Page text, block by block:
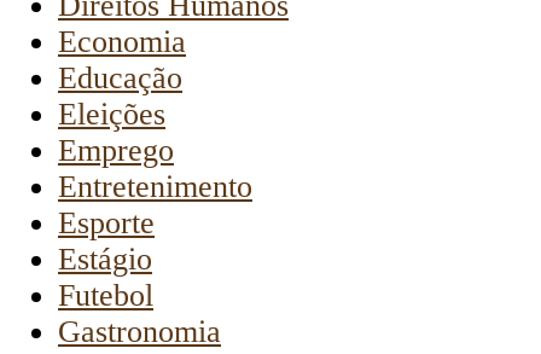
Economia
Educação
Eleições
Emprego
Entretenimento
Esporte
Estágio
Futebol
Gastronomia